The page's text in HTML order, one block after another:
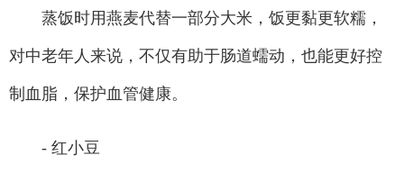
蒸饭时用燕麦代替一部分大米，饭更黏更软糯，
对中老年人来说，不仅有助于肠道蠕动，也能更好控
制血脂，保护血管健康。
- 红小豆